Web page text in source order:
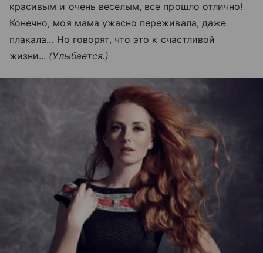
красивым и очень веселым, все прошло отлично!
Конечно, моя мама ужасно переживала, даже
плакала... Но говорят, что это к счастливой
жизни... (Улыбается.)